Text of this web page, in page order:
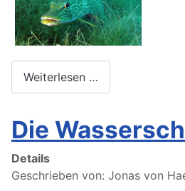
Weiterlesen …
Die
Details
Geschrieben von: Jonas von